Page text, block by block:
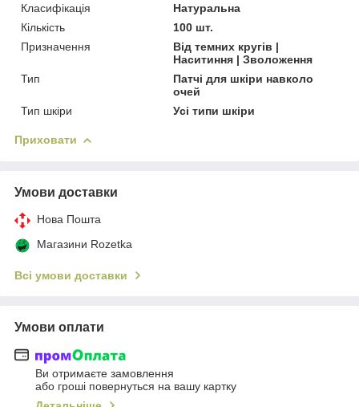
Класифікація
Натуральна
Кількість
100 шт.
Призначення
Від темних кругів |
Наситиння | Зволоження
Тип
Патчі для шкіри навколо
очей
Тип шкіри
Усі типи шкіри
Приховати
Умови доставки
Нова Пошта
Магазини Rozetka
Всі умови доставки
Умови оплати
Ви отримаєте замовлення
або гроші повернуться на вашу картку